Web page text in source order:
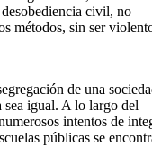
civil, no
métodos, sin ser
de una
igual. A lo largo del
intentos de
públicas se